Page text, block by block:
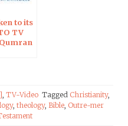
to its
TV
, TV-Video Tagged Christianity,
, theology, Bible, Outre-mer